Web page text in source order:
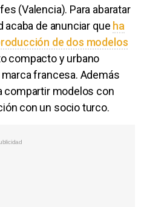
(Valencia). Para abaratar
acaba de anunciar que ha
de dos modelos
compacto y urbano
francesa. Además
compartir modelos con
con un socio turco.